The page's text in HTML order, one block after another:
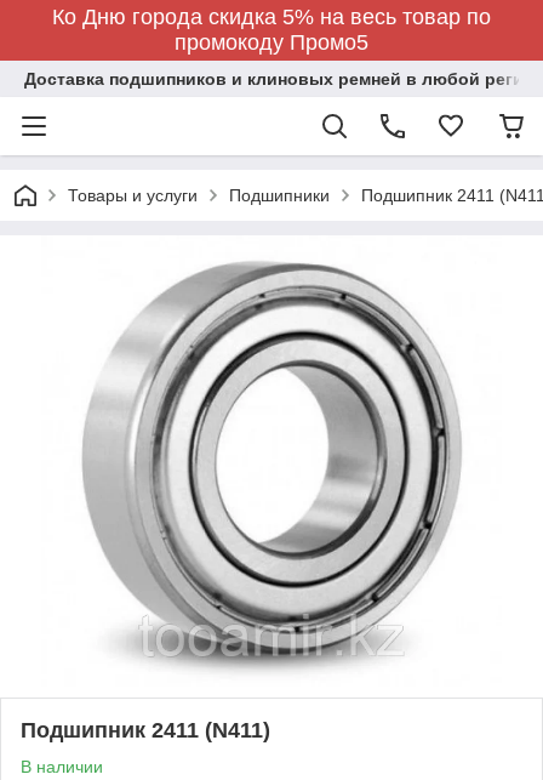
Ко Дню города скидка 5% на весь товар по
промокоду Промо5
Доставка подшипников и клиновых ремней в любой регион
Товары и услуги Подшипники Подшипник 2411
Подшипник 2411 (N411)
В наличии